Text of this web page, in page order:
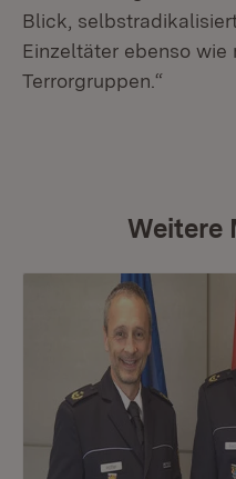
Blick,
Einzeltäter ebenso
Terrorgruppen.“
Weitere